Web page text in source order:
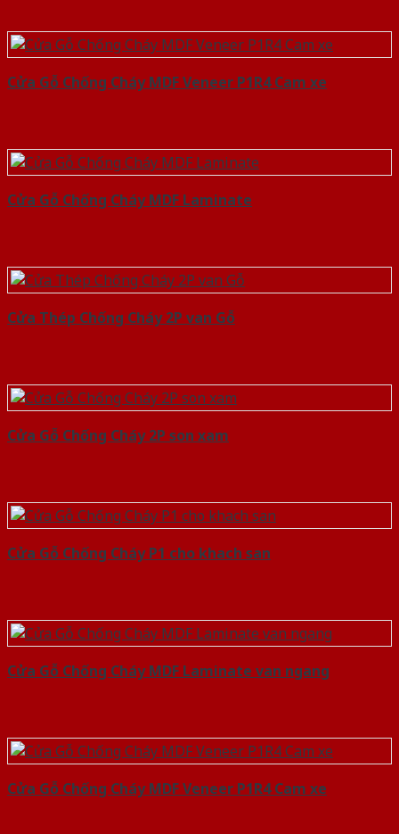
Cửa Gỗ Chống Cháy MDF Veneer P1R4 Cam xe
Cửa Gỗ Chống Cháy MDF Laminate
Cửa Thép Chống Cháy 2P van Gỗ
Cửa Gỗ Chống Cháy 2P son xam
Cửa Gỗ Chống Cháy P1 cho khach san
Cửa Gỗ Chống Cháy MDF Laminate van ngang
Cửa Gỗ Chống Cháy MDF Veneer P1R4 Cam xe